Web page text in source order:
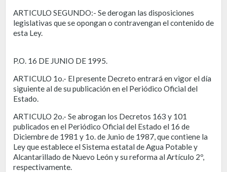
ARTICULO SEGUNDO:- Se derogan las disposiciones
legislativas que se opongan o contravengan el contenido de
esta Ley.
P.O. 16 DE JUNIO DE 1995.
ARTICULO 1o.- El presente Decreto entrará en vigor el día
siguiente al de su publicación en el Periódico Oficial del
Estado.
ARTICULO 2o.- Se abrogan los Decretos 163 y 101
publicados en el Periódico Oficial del Estado el 16 de
Diciembre de 1981 y 1o. de Junio de 1987, que contiene la
Ley que establece el Sistema estatal de Agua Potable y
Alcantarillado de Nuevo León y su reforma al Artículo 2º,
respectivamente.